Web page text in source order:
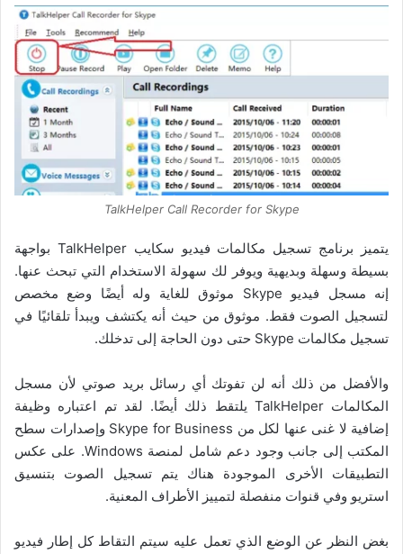
TalkHelper Call Recorder for Skype
يتميز برنامج تسجيل مكالمات فيديو سكايب TalkHelper بواجهة
بسيطة وسهلة وبديهية ويوفر لك سهولة الاستخدام التي تبحث عنها.
إنه مسجل فيديو Skype موثوق للغاية وله أيضًا وضع مخصص
لتسجيل الصوت فقط. موثوق من حيث أنه يكتشف ويبدأ تلقائيًا في
تسجيل مكالمات Skype حتى دون الحاجة إلى تدخلك.
والأفضل من ذلك أنه لن تفوتك أي رسائل بريد صوتي لأن مسجل
المكالمات TalkHelper يلتقط ذلك أيضًا. لقد تم اعتباره وظيفة
إضافية لا غنى عنها لكل من Skype for Business وإصدارات سطح
المكتب إلى جانب وجود دعم شامل لمنصة Windows. على عكس
التطبيقات الأخرى الموجودة هناك يتم تسجيل الصوت بتنسيق
استريو وفي قنوات منفصلة لتمييز الأطراف المعنية.
بغض النظر عن الوضع الذي تعمل عليه سيتم التقاط كل إطار فيديو